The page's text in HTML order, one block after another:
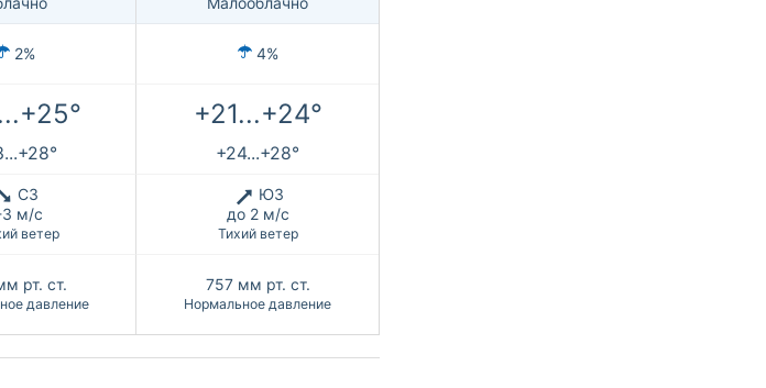
2% 4%
+21...+24°
+24...+28°
СЗ
3 м/с
ветер
ЮЗ
до 2 м/с
Тихий ветер
рт. ст.
давление
757 мм рт. ст.
Нормальное давление